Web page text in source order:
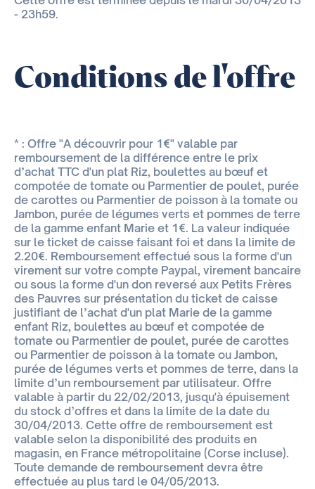
- 23h59.
Conditions de l'offre
* : Offre "A découvrir pour 1€" valable par
remboursement de la différence entre le prix
d’achat TTC d'un plat Riz, boulettes au bœuf et
compotée de tomate ou Parmentier de poulet, purée
de carottes ou Parmentier de poisson à la tomate ou
Jambon, purée de légumes verts et pommes de terre
de la gamme enfant Marie et 1€. La valeur indiquée
sur le ticket de caisse faisant foi et dans la limite de
2.20€. Remboursement effectué sous la forme d'un
virement sur votre compte Paypal, virement bancaire
ou sous la forme d'un don reversé aux Petits Frères
des Pauvres sur présentation du ticket de caisse
justifiant de l’achat d'un plat Marie de la gamme
enfant Riz, boulettes au bœuf et compotée de
tomate ou Parmentier de poulet, purée de carottes
ou Parmentier de poisson à la tomate ou Jambon,
purée de légumes verts et pommes de terre, dans la
limite d’un remboursement par utilisateur. Offre
valable à partir du 22/02/2013, jusqu'à épuisement
du stock d’offres et dans la limite de la date du
30/04/2013. Cette offre de remboursement est
valable selon la disponibilité des produits en
magasin, en France métropolitaine (Corse incluse).
Toute demande de remboursement devra être
effectuée au plus tard le 04/05/2013.